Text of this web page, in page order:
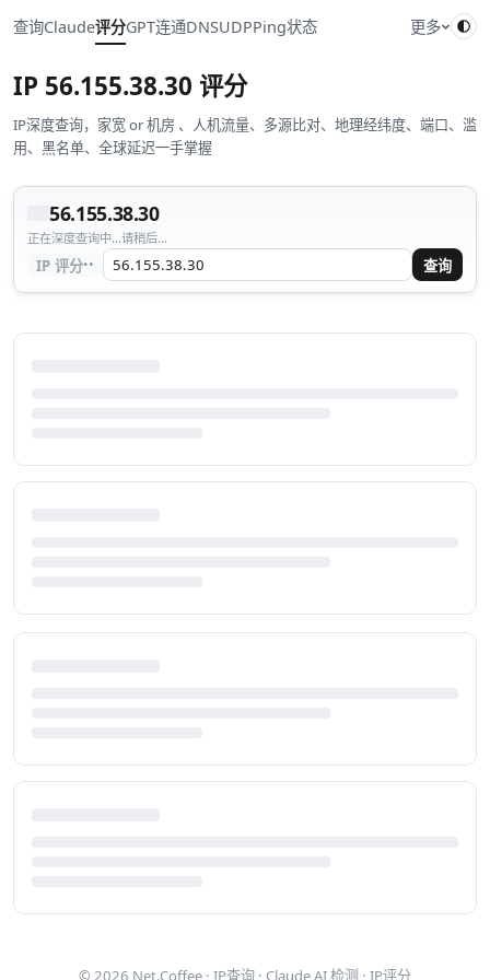
查询Claude评分GPT连通DNSUDPPing状态 更多
IP 56.155.38.30 评分
IP深度查询，家宽 or 机房 、人机流量、多源比对、地理经纬度、端口、滥
用、黑名单、全球延迟一手掌握
56.155.38.30
正在深度查询中...请稍后...
IP 评分·· 查询
© 2026 Net.Coffee · IP查询 · Claude AI 检测 · IP评分